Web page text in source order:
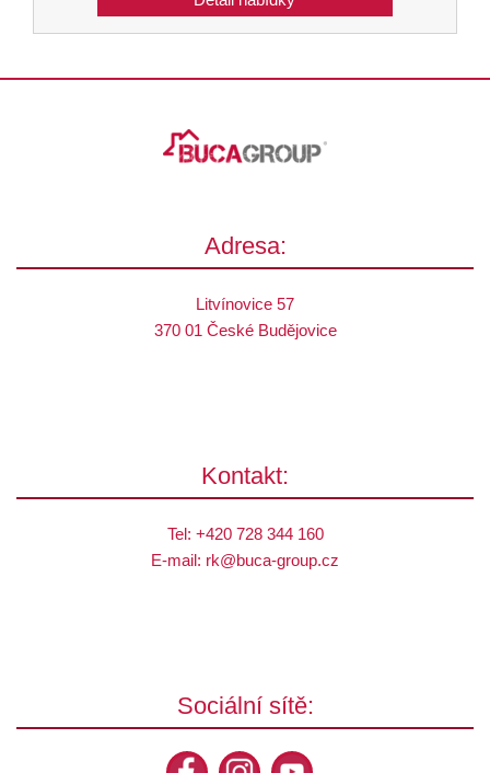
Adresa:
Litvínovice 57
370 01 České Budějovice
Kontakt:
Tel: +420 728 344 160
E-mail: rk@buca-group.cz
Sociální sítě: